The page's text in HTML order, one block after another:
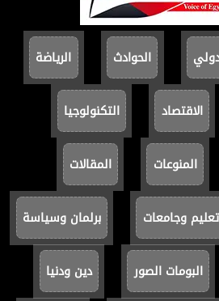
الحوادث الرياضة
الاقتصاد التكنولوجيا
المنوعات المقالات
تعليم وجامعات برلمان وسياسة
البومات الصور دين ودنيا